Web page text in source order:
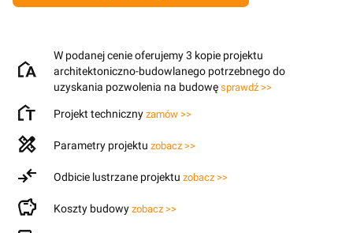
W podanej cenie oferujemy 3 kopie projektu
architektoniczno-budowlanego potrzebnego do
uzyskania pozwolenia na budowę sprawdź >>
Projekt techniczny zamów >>
Parametry projektu zobacz >>
Odbicie lustrzane projektu zobacz >>
Koszty budowy zobacz >>